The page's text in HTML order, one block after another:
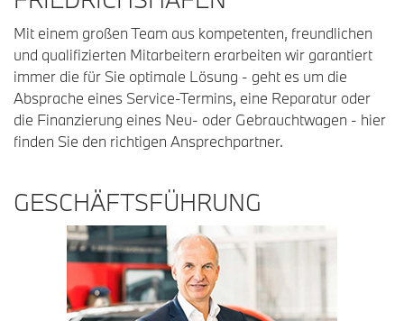
Mit einem großen Team aus kompetenten, freundlichen
und qualifizierten Mitarbeitern erarbeiten wir garantiert
immer die für Sie optimale Lösung - geht es um die
Absprache eines Service-Termins, eine Reparatur oder
die Finanzierung eines Neu- oder Gebrauchtwagen - hier
finden Sie den richtigen Ansprechpartner.
GESCHÄFTSFÜHRUNG